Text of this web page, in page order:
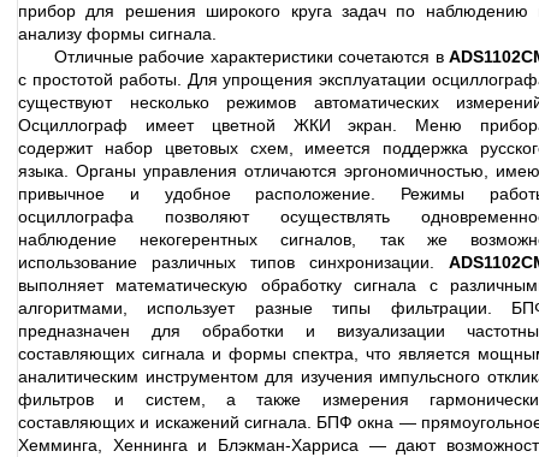
прибор для решения широкого круга задач по наблюдению
анализу формы сигнала.
Отличные рабочие характеристики сочетаются в
с простотой работы. Для упрощения эксплуатации
существуют несколько режимов автоматических
Осциллограф имеет цветной ЖКИ экран. Меню
содержит набор цветовых схем, имеется поддержка
языка. Органы управления отличаются эргономичностью,
привычное и удобное расположение. Режимы
осциллографа позволяют осуществлять
наблюдение некогерентных сигналов, так же
использование различных типов синхронизации.
выполняет математическую обработку сигнала с
алгоритмами, использует разные типы фильтрации.
предназначен для обработки и визуализации
составляющих сигнала и формы спектра, что является
аналитическим инструментом для изучения импульсного
фильтров и систем, а также измерения
составляющих и искажений сигнала. БПФ окна —
Хемминга, Хеннинга и Блэкман-Харриса — дают